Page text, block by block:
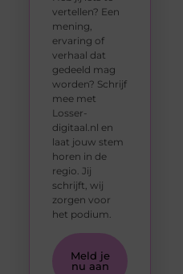
vertellen? Een
mening,
ervaring of
verhaal dat
gedeeld mag
worden? Schrijf
mee met
Losser-
digitaal.nl en
laat jouw stem
horen in de
regio. Jij
schrijft, wij
zorgen voor
het podium.
Meld je
nu aan